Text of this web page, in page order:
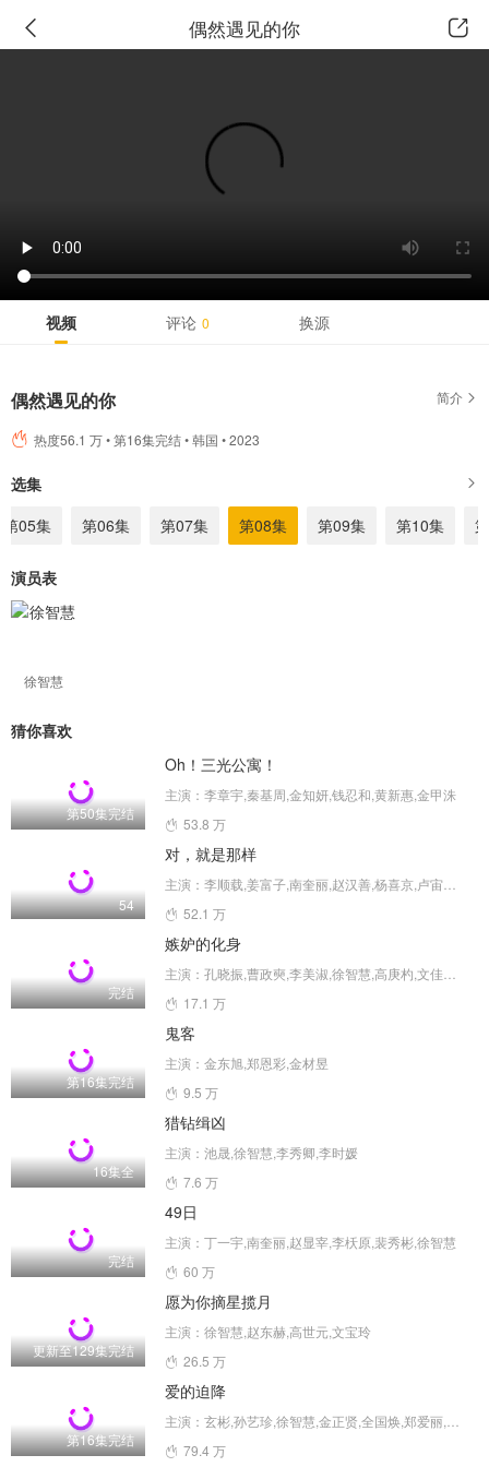
偶然遇见的你 广告
视频 评论 0 换源
偶然遇见的你 简介
热度56.1 万 • 第16集完结 • 韩国 • 2023
选集
第05集
第06集 第07集 第08集 第09集 第10集
演员表
徐智慧
猜你喜欢
第50集完结
Oh！三光公寓！
主演：李章宇,秦基周,金知妍,钱忍和,黄新惠,金甲洙
53.8 万
54
对，就是那样
52.1 万
完结
嫉妒的化身
17.1 万
第16集完结
鬼客
主演：金东旭,郑恩彩,金材昱
9.5 万
16集全
猎钻缉凶
主演：池晟,徐智慧,李秀卿,李时媛
7.6 万
完结
49日
主演：丁一宇,南奎丽,赵显宰,李枖原,裴秀彬,徐智慧
60 万
更新至129集完结
愿为你摘星揽月
主演：徐智慧,赵东赫,高世元,文宝玲
26.5 万
第16集完结
爱的迫降
79.4 万